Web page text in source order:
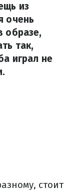
из
очень
образе,
так,
играл не
стоит